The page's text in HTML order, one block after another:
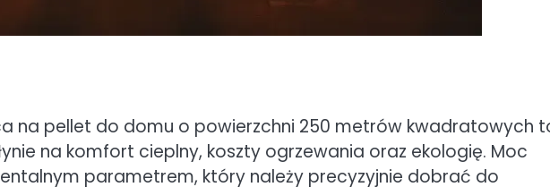
na pellet do domu o powierzchni 250 metrów kwadratowych
na komfort cieplny, koszty ogrzewania oraz ekologię. Moc
parametrem, który należy precyzyjnie dobrać do